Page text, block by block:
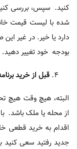
کنید. سپس، بررسی
شده با لیست قیمت
دارد یا خیر. در غیر
بودجه خود تغییر دهید.
قبل از خرید
البته، هیچ وقت هیچ
از محله یا ملک باشد.
اقدام به خرید قطعی
جدید رفتید سعی کنید